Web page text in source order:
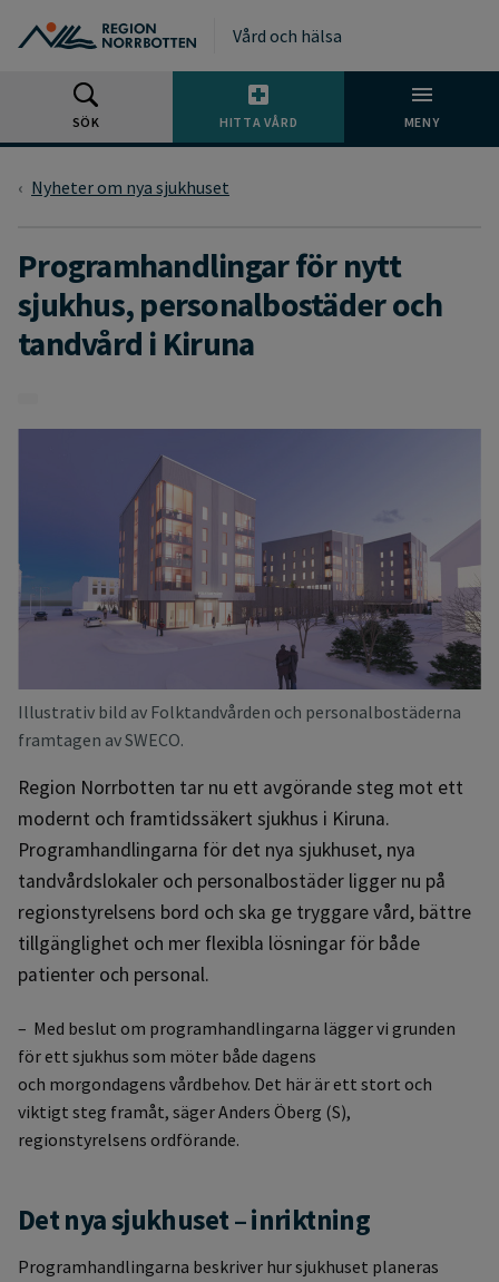
Vård och hälsa
SÖK HITTA VÅRD MENY
Nyheter om nya sjukhuset
Programhandlingar för nytt
sjukhus, personalbostäder och
tandvård i Kiruna
Illustrativ bild av Folktandvården och personalbostäderna
framtagen av SWECO.
Region Norrbotten tar nu ett avgörande steg mot ett
modernt och framtidssäkert sjukhus i Kiruna.
Programhandlingarna för det nya sjukhuset, nya
tandvårdslokaler och personalbostäder ligger nu på
regionstyrelsens bord och ska ge tryggare vård, bättre
tillgänglighet och mer flexibla lösningar för både
patienter och personal.
– Med beslut om programhandlingarna lägger vi grunden
för ett sjukhus som möter både dagens
och morgondagens vårdbehov. Det här är ett stort och
viktigt steg framåt, säger Anders Öberg (S),
regionstyrelsens ordförande.
Det nya sjukhuset – inriktning
Programhandlingarna beskriver hur sjukhuset planeras